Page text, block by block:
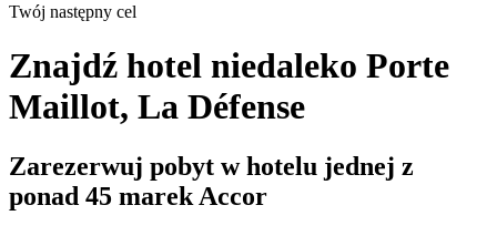
Twój następny cel
Znajdź hotel niedaleko Porte
Maillot, La Défense
Zarezerwuj pobyt w hotelu jednej z
ponad 45 marek Accor